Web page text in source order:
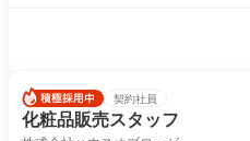
契約社員
化粧品販売スタッフ